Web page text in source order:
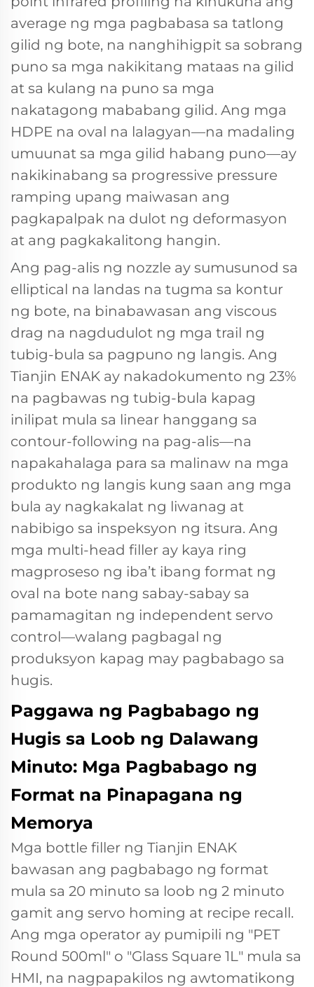
average ng mga pagbabasa sa tatlong
gilid ng bote, na nanghihigpit sa sobrang
puno sa mga nakikitang mataas na gilid
at sa kulang na puno sa mga
nakatagong mababang gilid. Ang mga
HDPE na oval na lalagyan—na madaling
umuunat sa mga gilid habang puno—ay
nakikinabang sa progressive pressure
ramping upang maiwasan ang
pagkapalpak na dulot ng deformasyon
at ang pagkakalitong hangin.
Ang pag-alis ng nozzle ay sumusunod sa
elliptical na landas na tugma sa kontur
ng bote, na binabawasan ang viscous
drag na nagdudulot ng mga trail ng
tubig-bula sa pagpuno ng langis. Ang
Tianjin ENAK ay nakadokumento ng 23%
na pagbawas ng tubig-bula kapag
inilipat mula sa linear hanggang sa
contour-following na pag-alis—na
napakahalaga para sa malinaw na mga
produkto ng langis kung saan ang mga
bula ay nagkakalat ng liwanag at
nabibigo sa inspeksyon ng itsura. Ang
mga multi-head filler ay kaya ring
magproseso ng iba’t ibang format ng
oval na bote nang sabay-sabay sa
pamamagitan ng independent servo
control—walang pagbagal ng
produksyon kapag may pagbabago sa
hugis.
Paggawa ng Pagbabago ng
Hugis sa Loob ng Dalawang
Minuto: Mga Pagbabago ng
Format na Pinapagana ng
Memorya
Mga bottle filler ng Tianjin ENAK
bawasan ang pagbabago ng format
mula sa 20 minuto sa loob ng 2 minuto
gamit ang servo homing at recipe recall.
Ang mga operator ay pumipili ng "PET
Round 500ml" o "Glass Square 1L" mula sa
HMI, na nagpapakilos ng awtomatikong